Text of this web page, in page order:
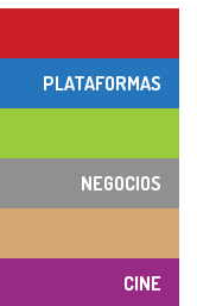
PLATAFORMAS
NEGOCIOS
CINE